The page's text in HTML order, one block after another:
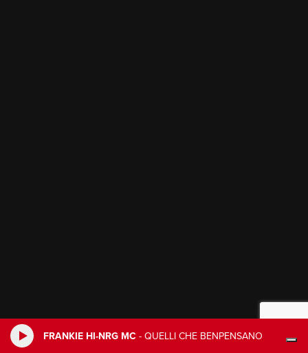
FRANKIE HI-NRG MC - QUELLI CHE BENPENSANO